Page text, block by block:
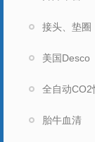
接头、垫圈
美国Desco
全自动CO2
胎牛血清